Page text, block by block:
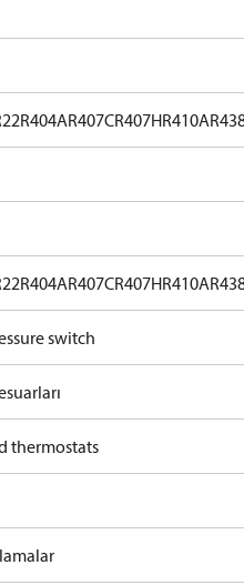
R404AR407CR407HR410A
R404AR407CR407HR410A
switch
thermostats